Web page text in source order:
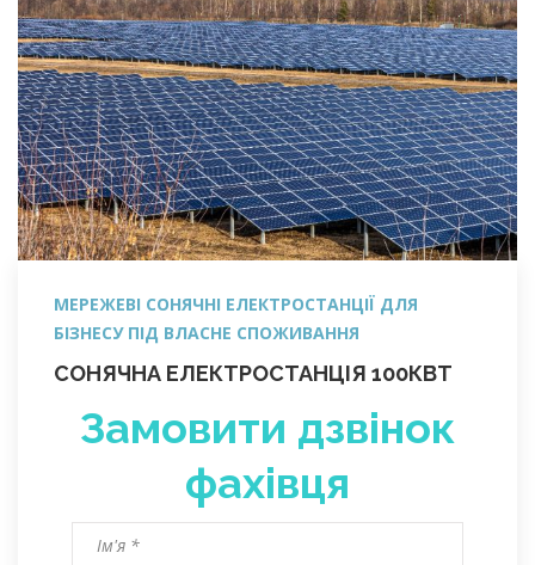
МЕРЕЖЕВІ СОНЯЧНІ ЕЛЕКТРОСТАНЦІЇ ДЛЯ
БІЗНЕСУ ПІД ВЛАСНЕ СПОЖИВАННЯ
СОНЯЧНА ЕЛЕКТРОСТАНЦІЯ 100КВТ
Замовити дзвінок
фахівця